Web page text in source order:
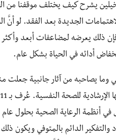
يشرح كيف يختلف موقفنا
الجديدة بعد الفقد. لو
ذلك يعرضه لمضاعفات أبعد
أدائه في الحياة بشكل عام.
والتفكير الدائم بالمتوفي ويكون